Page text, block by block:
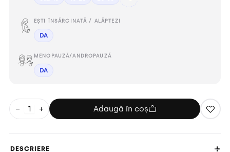
EȘTI ÎNSĂRCINATĂ / ALĂPTEZI
DA
MENOPAUZĂ/ANDROPAUZĂ
DA
− + Adaugă în coș
DESCRIERE